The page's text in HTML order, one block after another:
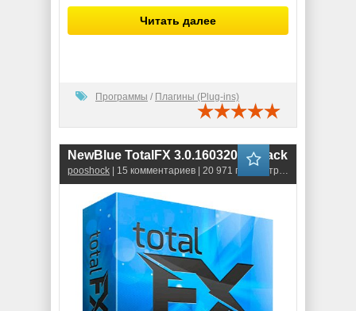
Читать далее
Программы / Плагины (Plug-ins)
NewBlue TotalFX 3.0.160320 RePack
pooshock | 15 комментариев | 20 971 просмотров